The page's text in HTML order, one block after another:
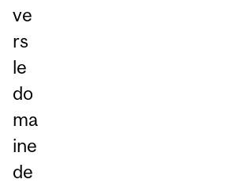
ve
rs
le
do
ma
ine
de